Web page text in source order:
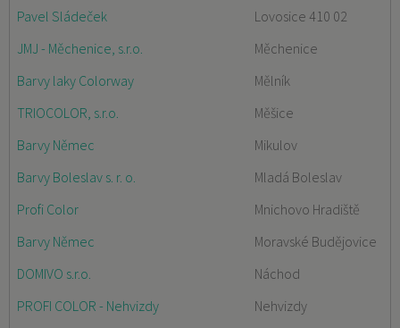
Pavel Sládeček
Lovosice 410 02
JMJ - Měchenice, s.r.o.
Měchenice
Barvy laky Colorway
Mělník
TRIOCOLOR, s.r.o.
Měšice
Barvy Němec
Mikulov
Barvy Boleslav s. r. o.
Mladá Boleslav
Profi Color
Mnichovo Hradiště
Barvy Němec
Moravské Budějovice
DOMIVO s.r.o.
Náchod
PROFI COLOR - Nehvizdy
Nehvizdy